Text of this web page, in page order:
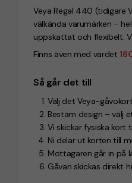
Veya Regal 440 (tidigare
välkända varumärken –
uppskattat och flexibelt.
Finns även med värdet
Så går det till
Välj det Veya-
Bestäm design – välj
Vi skickar fysiska kort
Ni delar ut korten till
Mottagaren går in på
Gåvan skickas direkt